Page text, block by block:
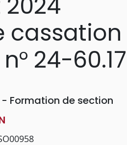
cassation
24-
Formation de section